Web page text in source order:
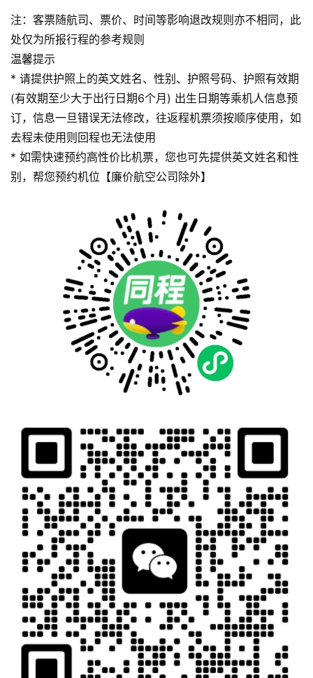
注：客票随航司、票价、时间等影响退改规则亦不相同，此
处仅为所报行程的参考规则
温馨提示
* 请提供护照上的英文姓名、性别、护照号码、护照有效期
(有效期至少大于出行日期6个月) 出生日期等乘机人信息预
订，信息一旦错误无法修改，往返程机票须按顺序使用，如
去程未使用则回程也无法使用
* 如需快速预约高性价比机票，您也可先提供英文姓名和性
别，帮您预约机位【廉价航空公司除外】